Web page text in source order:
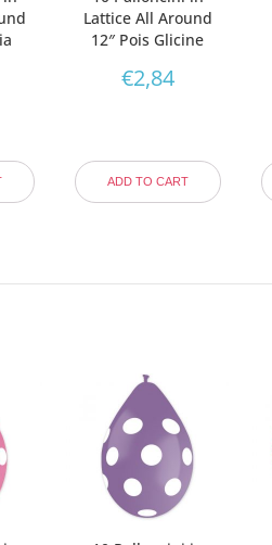
Lattice All Around
12″ Pois Glicine
€2,84
ADD TO CART